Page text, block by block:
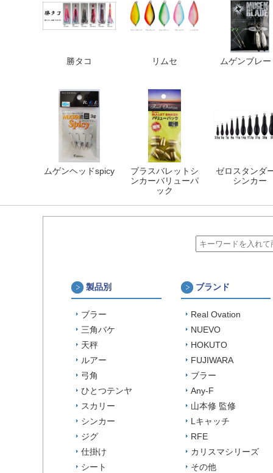
勝タコ リムセ ムゲンブレー
ムゲンヘッドspicy
ブラスバレットシ
ンカーバリューパ
ック
ゼロスタンダ
シンカー
製品別
ブラー
三角バケ
天秤
ルアー
弓角
ひとつテンヤ
スカリー
シンカー
ジグ
仕掛け
シート
ブランド
Real Ovation
NUEVO
HOKUTO
FUJIWARA
ブラー
Any-F
山本修 監修
Lキャッチ
RFE
カリスマシリーズ
その他